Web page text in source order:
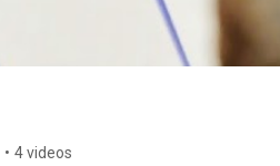
• 4 videos